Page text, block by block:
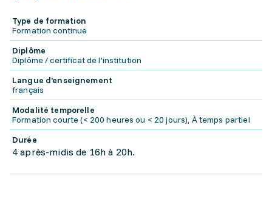
Type de formation
Formation continue
Diplôme
Diplôme / certificat de l'institution
Langue d'enseignement
français
Modalité temporelle
Formation courte (< 200 heures ou < 20 jours), À temps partiel
Durée
4 après-midis de 16h à 20h.